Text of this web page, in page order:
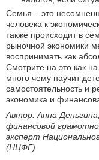
Семья – это
человека к
также происходит в
рыночной экономики
воспринимать как
Смотрите на это как
много чему научит
самостоятельность и
экономика и
Автор: Анна
финансовой
эксперт
(НЦФГ)